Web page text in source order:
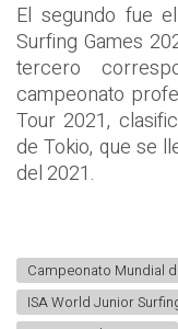
El segundo fue
Surfing Games
tercero
campeonato
Tour 2021,
de Tokio, que se
del 2021.
Campeonato Mundial
ISA World Junior